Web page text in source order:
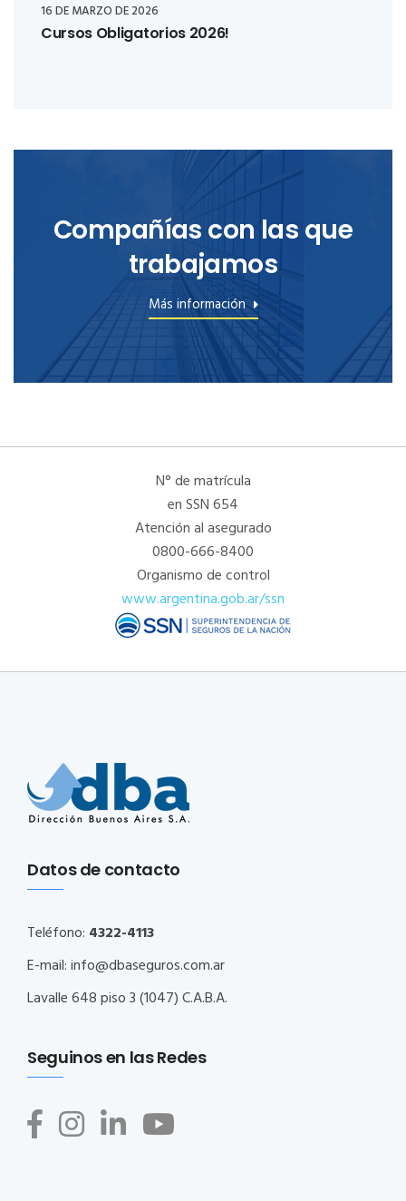
16 DE MARZO DE 2026
Cursos Obligatorios 2026!
Compañías con las que
trabajamos
Más información
N° de matrícula
en SSN 654
Atención al asegurado
0800-666-8400
Organismo de control
www.argentina.gob.ar/ssn
Datos de contacto
Teléfono: 4322-4113
E-mail:info@dbaseguros.com.ar
Lavalle 648 piso 3 (1047) C.A.B.A.
Seguinos en las Redes